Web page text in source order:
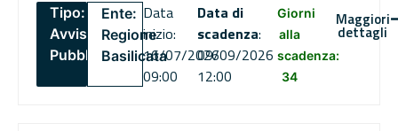
Tipo:
Avviso
Pubblico
Ente:
Regione
Basilicata
Data
inizio:
16/07/2026
09:00
Data di
scadenza:
09/09/2026
12:00
Giorni
alla
scadenza:
34
Maggiori
dettagli